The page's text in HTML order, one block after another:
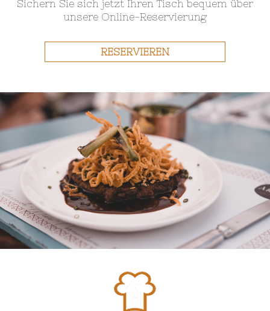
Sichern Sie sich jetzt Ihren Tisch bequem über
unsere Online-Reservierung
RESERVIEREN